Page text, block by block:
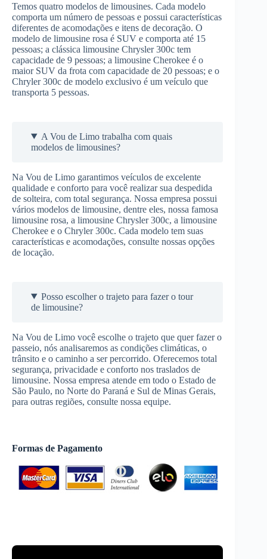
Temos quatro modelos de limousines. Cada modelo
comporta um número de pessoas e possui características
diferentes de acomodações e itens de decoração. O
modelo de limousine rosa é SUV e comporta até 15
pessoas; a clássica limousine Chrysler 300c tem
capacidade de 9 pessoas; a limousine Cherokee é o
maior SUV da frota com capacidade de 20 pessoas; e o
Chryler 300c de modelo exclusivo é um veículo que
transporta 5 pessoas.
A Vou de Limo trabalha com quais
modelos de limousines?
Na Vou de Limo garantimos veículos de excelente
qualidade e conforto para você realizar sua despedida
de solteira, com total segurança. Nossa empresa possui
vários modelos de limousine, dentre eles, nossa famosa
limousine rosa, a limousine Chrysler 300c, a limousine
Cherokee e o Chryler 300c. Cada modelo tem suas
características e acomodações, consulte nossas opções
de locação.
Posso escolher o trajeto para fazer o tour
de limousine?
Na Vou de Limo você escolhe o trajeto que quer fazer o
passeio, nós analisaremos as condições climáticas, o
trânsito e o caminho a ser percorrido. Oferecemos total
segurança, privacidade e conforto nos traslados de
limousine. Nossa empresa atende em todo o Estado de
São Paulo, no Norte do Paraná e Sul de Minas Gerais,
para outras regiões, consulte nossa equipe.
Formas de Pagamento